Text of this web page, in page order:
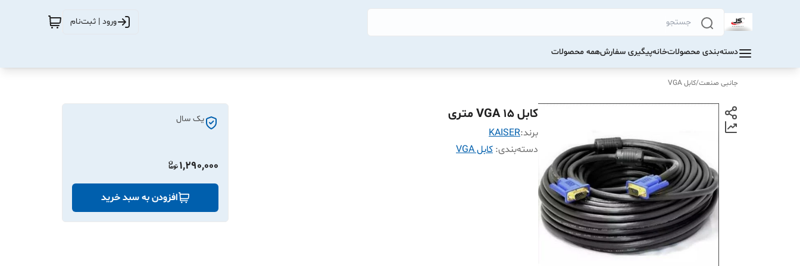
ورود | ثبت‌نام
دسته‌بندی محصولاتخانهپیگیری سفارشهمه محصولات
جانبی صنعت/کابل VGA
کابل VGA 15 متری
برند:KAISER
دسته‌بندی: کابل VGA
یک سال
1,290,000
افزودن به سبد خرید